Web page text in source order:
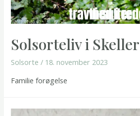
Solsorteliv i
Solsorte / 18. november 2023
Familie forøgelse